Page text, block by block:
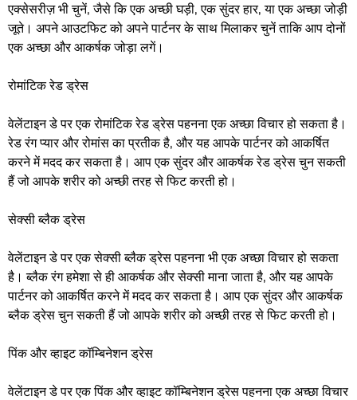
एक्सेसरीज़ भी चुनें, जैसे कि एक अच्छी घड़ी, एक सुंदर हार, या एक अच्छा जोड़ी
जूते। अपने आउटफिट को अपने पार्टनर के साथ मिलाकर चुनें ताकि आप दोनों
एक अच्छा और आकर्षक जोड़ा लगें।
रोमांटिक रेड ड्रेस
वेलेंटाइन डे पर एक रोमांटिक रेड ड्रेस पहनना एक अच्छा विचार हो सकता है।
रेड रंग प्यार और रोमांस का प्रतीक है, और यह आपके पार्टनर को आकर्षित
करने में मदद कर सकता है। आप एक सुंदर और आकर्षक रेड ड्रेस चुन सकती
हैं जो आपके शरीर को अच्छी तरह से फिट करती हो।
सेक्सी ब्लैक ड्रेस
वेलेंटाइन डे पर एक सेक्सी ब्लैक ड्रेस पहनना भी एक अच्छा विचार हो सकता
है। ब्लैक रंग हमेशा से ही आकर्षक और सेक्सी माना जाता है, और यह आपके
पार्टनर को आकर्षित करने में मदद कर सकता है। आप एक सुंदर और आकर्षक
ब्लैक ड्रेस चुन सकती हैं जो आपके शरीर को अच्छी तरह से फिट करती हो।
पिंक और व्हाइट कॉम्बिनेशन ड्रेस
वेलेंटाइन डे पर एक पिंक और व्हाइट कॉम्बिनेशन ड्रेस पहनना एक अच्छा विचार